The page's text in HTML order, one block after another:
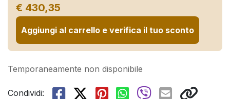
€ 430,35
Aggiungi al carrello e verifica il tuo sconto
Temporaneamente non disponibile
Condividi: